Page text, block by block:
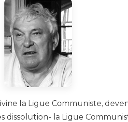
la Ligue Communiste,
dissolution- la Ligue